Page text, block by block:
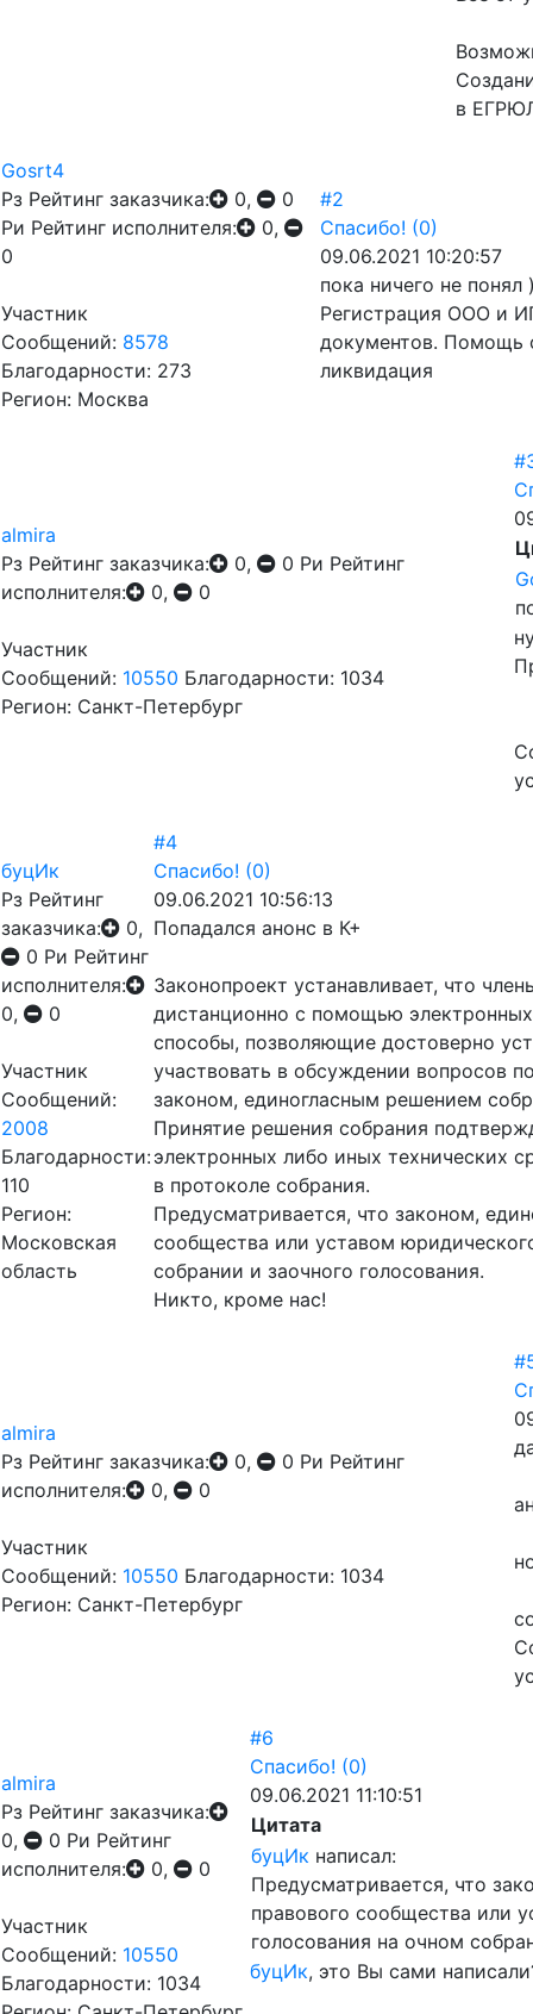
в
Gosrt4
Рз Рейтинг заказчика: 0,
0
Ри Рейтинг исполнителя:
0,
0
Участник
Сообщений: 8578
Благодарности: 273
Регион: Москва
#2
Спасибо! (0)
09.06.2021 10:20:57
пока ничего не понял
Регистрация ООО и
документов. Помощь
ликвидация
almira
Рз Рейтинг заказчика: 0, 0 Ри Рейтинг
исполнителя:
0, 0
Участник
Сообщений: 10550 Благодарности: 1034
Регион: Санкт-Петербург
буцИк
Рз Рейтинг
заказчика:
0,
0 Ри Рейтинг
исполнителя:
0,
0
Участник
Сообщений:
2008
Благодарности:
110
Регион:
Московская
область
#4
Спасибо! (0)
09.06.2021 10:56:13
Попадался анонс в К+
Законопроект устанавливает, что
дистанционно с помощью
способы, позволяющие достоверно
участвовать в обсуждении вопросов
законом, единогласным решением
Принятие решения собрания
электронных либо иных технических
в протоколе собрания.
Предусматривается, что законом,
сообщества или уставом
собрании и заочного голосования.
Никто, кроме нас!
almira
Рз Рейтинг заказчика: 0, 0 Ри Рейтинг
исполнителя:
0, 0
Участник
Сообщений: 10550 Благодарности: 1034
Регион: Санкт-Петербург
almira
Рз Рейтинг заказчика:
0,
0 Ри Рейтинг
исполнителя:
0, 0
Участник
Сообщений: 10550
Благодарности: 1034
#6
Спасибо! (0)
09.06.2021 11:10:51
Цитата
буцИк написал:
Предусматривается, что
правового сообщества или
голосования на очном
буцИк, это Вы сами